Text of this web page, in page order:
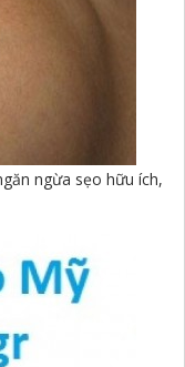
ngừa sẹo hữu ích,